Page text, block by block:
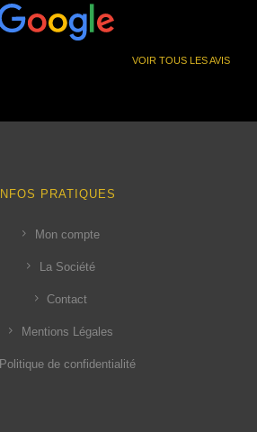
VOIR TOUS LES AVIS
INFOS PRATIQUES
Mon compte
La Société
Contact
Mentions Légales
Politique de confidentialité